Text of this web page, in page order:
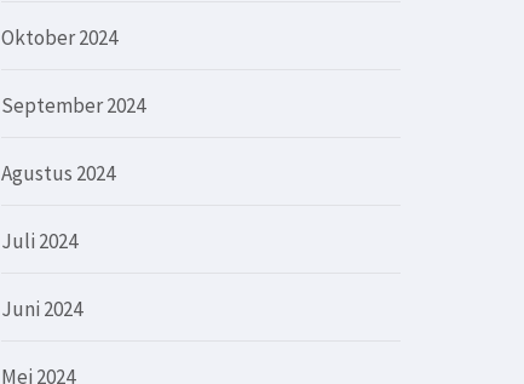
Oktober 2024
September 2024
Agustus 2024
Juli 2024
Juni 2024
Mei 2024